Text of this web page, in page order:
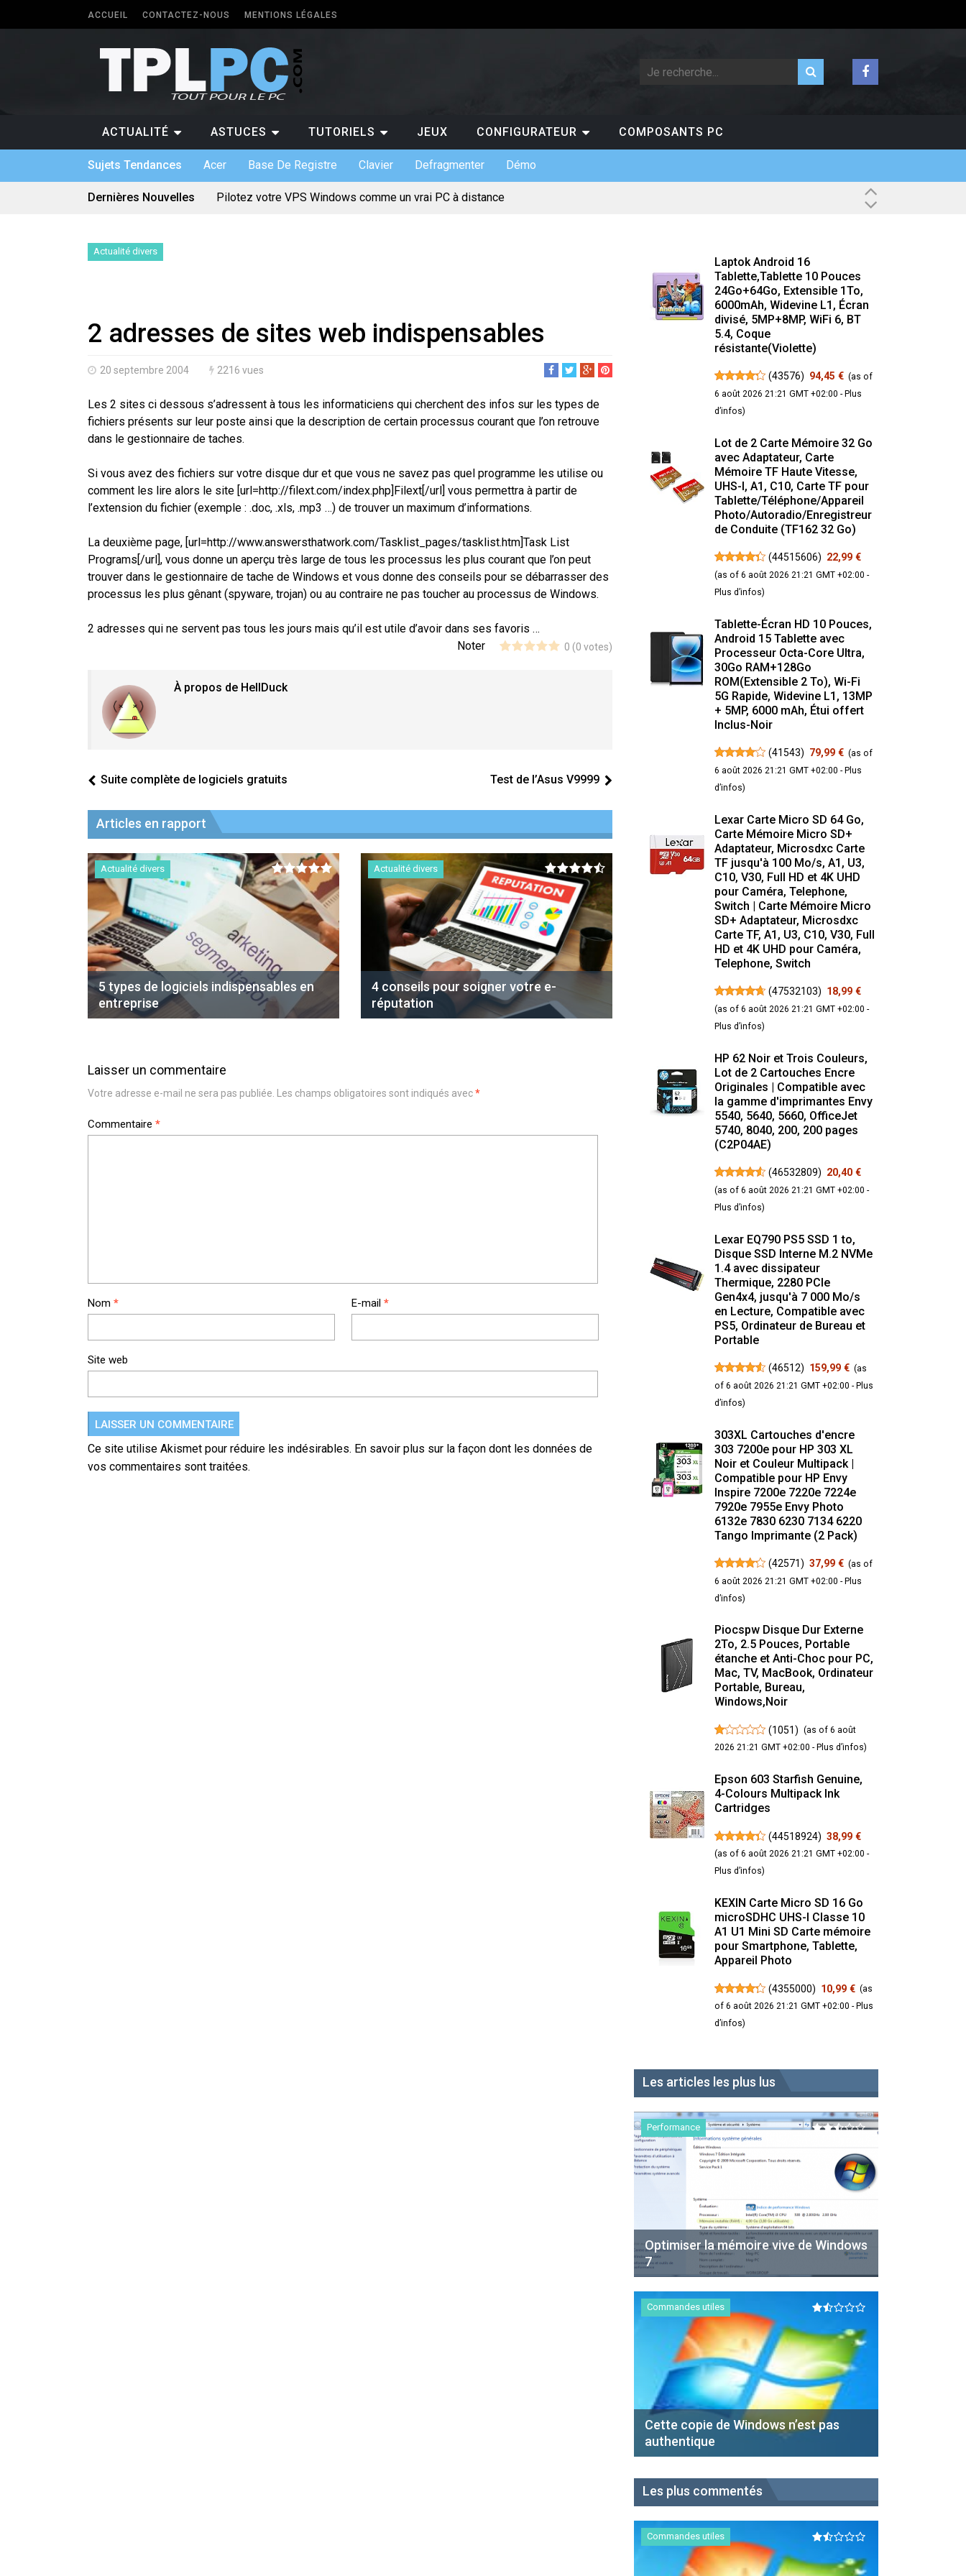
ACCUEIL CONTACTEZ-NOUS MENTIONS LÉGALES
ACTUALITÉ ASTUCES TUTORIELS JEUX CONFIGURATEUR COMPOSANTS PC
Sujets Tendances Acer Base De Registre Clavier Defragmenter Démo
Dernières Nouvelles
Pilotez votre VPS Windows comme un vrai PC à distance
Actualité divers
2 adresses de sites web indispensables
20 septembre 2004 2216 vues
Les 2 sites ci dessous s’adressent à tous les informaticiens qui cherchent des infos sur les types de
fichiers présents sur leur poste ainsi que la description de certain processus courant que l’on retrouve
dans le gestionnaire de taches.
Si vous avez des fichiers sur votre disque dur et que vous ne savez pas quel programme les utilise ou
comment les lire alors le site [url=http://filext.com/index.php]Filext[/url] vous permettra à partir de
l’extension du fichier (exemple : .doc, .xls, .mp3 …) de trouver un maximum d’informations.
La deuxième page, [url=http://www.answersthatwork.com/Tasklist_pages/tasklist.htm]Task List
Programs[/url], vous donne un aperçu très large de tous les processus les plus courant que l’on peut
trouver dans le gestionnaire de tache de Windows et vous donne des conseils pour se débarrasser des
processus les plus gênant (spyware, trojan) ou au contraire ne pas toucher au processus de Windows.
2 adresses qui ne servent pas tous les jours mais qu’il est utile d’avoir dans ses favoris …
Noter
0 (0 votes)
À propos de HellDuck
Suite complète de logiciels gratuits Test de l’Asus V9999
Articles en rapport
Actualité divers
5 types de logiciels indispensables en
entreprise
Actualité divers
4 conseils pour soigner votre e-
réputation
Laisser un commentaire
Votre adresse e-mail ne sera pas publiée. Les champs obligatoires sont indiqués avec*
Commentaire *
Nom * E-mail*
Site web
Ce site utilise Akismet pour réduire les indésirables. En savoir plus sur la façon dont les données de
vos commentaires sont traitées.
Laptok Android 16
Tablette,Tablette 10 Pouces
24Go+64Go, Extensible 1To,
6000mAh, Widevine L1, Écran
divisé, 5MP+8MP, WiFi 6, BT
5.4, Coque
résistante(Violette)
(43576) 94,45 € (as of
6 août 2026 21:21 GMT +02:00 -Plus
d’infos)
Lot de 2 Carte Mémoire 32 Go
avec Adaptateur, Carte
Mémoire TF Haute Vitesse,
UHS-I, A1, C10, Carte TF pour
Tablette/Téléphone/Appareil
Photo/Autoradio/Enregistreur
de Conduite (TF162 32 Go)
(44515606) 22,99 €
(as of 6 août 2026 21:21 GMT +02:00 -
Plus d’infos)
Tablette-Écran HD 10 Pouces,
Android 15 Tablette avec
Processeur Octa-Core Ultra,
30Go RAM+128Go
ROM(Extensible 2 To), Wi-Fi
5G Rapide, Widevine L1, 13MP
+ 5MP, 6000 mAh, Étui offert
Inclus-Noir
(41543) 79,99 € (as of
6 août 2026 21:21 GMT +02:00 -Plus
d’infos)
Lexar Carte Micro SD 64 Go,
Carte Mémoire Micro SD+
Adaptateur, Microsdxc Carte
TF jusqu'à 100 Mo/s, A1, U3,
C10, V30, Full HD et 4K UHD
pour Caméra, Telephone,
Switch | Carte Mémoire Micro
SD+ Adaptateur, Microsdxc
Carte TF, A1, U3, C10, V30, Full
HD et 4K UHD pour Caméra,
Telephone, Switch
(47532103) 18,99 €
(as of 6 août 2026 21:21 GMT +02:00 -
Plus d’infos)
HP 62 Noir et Trois Couleurs,
Lot de 2 Cartouches Encre
Originales | Compatible avec
la gamme d'imprimantes Envy
5540, 5640, 5660, OfficeJet
5740, 8040, 200, 200 pages
(C2P04AE)
(46532809) 20,40 €
(as of 6 août 2026 21:21 GMT +02:00 -
Plus d’infos)
Lexar EQ790 PS5 SSD 1 to,
Disque SSD Interne M.2 NVMe
1.4 avec dissipateur
Thermique, 2280 PCIe
Gen4x4, jusqu'à 7 000 Mo/s
en Lecture, Compatible avec
PS5, Ordinateur de Bureau et
Portable
(46512) 159,99 € (as
of 6 août 2026 21:21 GMT +02:00 -Plus
d’infos)
303XL Cartouches d'encre
303 7200e pour HP 303 XL
Noir et Couleur Multipack |
Compatible pour HP Envy
Inspire 7200e 7220e 7224e
7920e 7955e Envy Photo
6132e 7830 6230 7134 6220
Tango Imprimante (2 Pack)
(42571) 37,99 € (as of
6 août 2026 21:21 GMT +02:00 -Plus
d’infos)
Piocspw Disque Dur Externe
2To, 2.5 Pouces, Portable
étanche et Anti-Choc pour PC,
Mac, TV, MacBook, Ordinateur
Portable, Bureau,
Windows,Noir
(1051) (as of 6 août
2026 21:21 GMT +02:00 - Plus d’infos)
Epson 603 Starfish Genuine,
4-Colours Multipack Ink
Cartridges
(44518924) 38,99 €
(as of 6 août 2026 21:21 GMT +02:00 -
Plus d’infos)
KEXIN Carte Micro SD 16 Go
microSDHC UHS-I Classe 10
A1 U1 Mini SD Carte mémoire
pour Smartphone, Tablette,
Appareil Photo
(4355000) 10,99 € (as
of 6 août 2026 21:21 GMT +02:00 - Plus
d’infos)
Les articles les plus lus
Performance
Optimiser la mémoire vive de Windows
7
Commandes utiles
Cette copie de Windows n’est pas
authentique
Les plus commentés
Commandes utiles